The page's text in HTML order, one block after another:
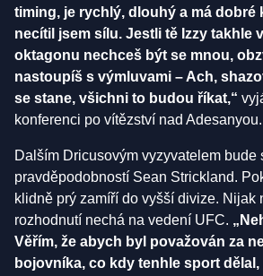
timing, je rychlý, dlouhý a má dobré
necítil jsem sílu. Jestli tě Izzy takhle
oktagonu nechceš být se mnou,
nastoupíš s výmluvami – Ach,
se stane, všichni to budou říkat,“
konferenci po vítězství nad Adesanyou.
Dalším Dricusovým vyzyvatelem bude
pravděpodobností Sean Strickland.
klidně prý zamíří do vyšší divize. Nijak
rozhodnutí nechá na vedení UFC.
Věřím, že abych byl považován za
bojovníka, co kdy tenhle sport